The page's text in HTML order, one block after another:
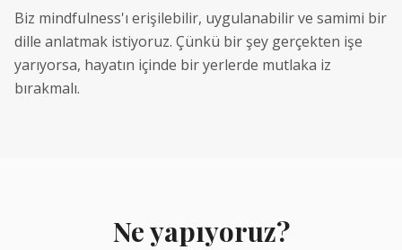
Biz mindfulness'ı erişilebilir, uygulanabilir ve samimi bir
dille anlatmak istiyoruz. Çünkü bir şey gerçekten işe
yarıyorsa, hayatın içinde bir yerlerde mutlaka iz
bırakmalı.
Ne yapıyoruz?